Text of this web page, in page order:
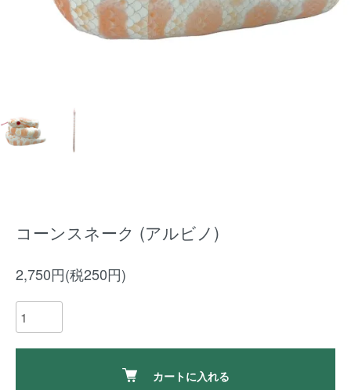
コーンスネーク (アルビノ)
2,750円(税250円)
カートに入れる